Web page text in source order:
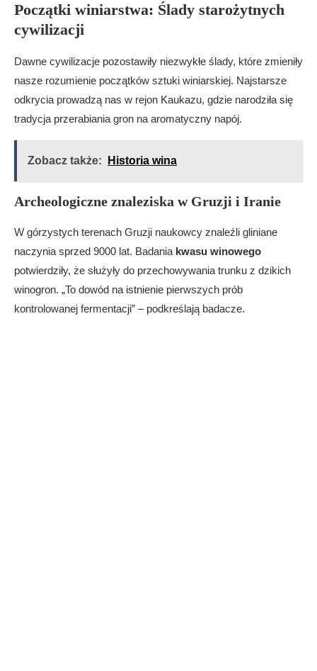
Jak filoksera wpłynęła na współczesne winnice?
Które regiony zyskały sławę dzięki innowacjom XX
Czym jest system AOC i gdzie powstał?
Początki winiarstwa: Ślady starożytnych
cywilizacji
Dawne cywilizacje pozostawiły niezwykłe ślady, które zmieniły
nasze rozumienie początków sztuki winiarskiej. Najstarsze
odkrycia prowadzą nas w rejon Kaukazu, gdzie narodziła się
tradycja przerabiania gron na aromatyczny napój.
Zobacz także: Historia wina
Archeologiczne znaleziska w Gruzji i Iranie
W górzystych terenach Gruzji naukowcy znaleźli gliniane
naczynia sprzed 9000 lat. Badania kwasu winowego
potwierdziły, że służyły do przechowywania trunku z dzikich
winogron. „To dowód na istnienie pierwszych prób
kontrolowanej fermentacji” – podkreślają badacze.